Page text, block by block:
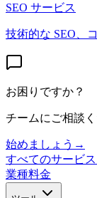
SEO サービス
技術的な SEO、
お困りですか？
チームにご相談
始めましょう →
すべてのサービ
業種料金